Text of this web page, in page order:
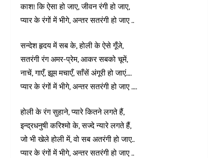
काश! कि ऐसा हो जाए, जीवन रंगी हो जाए,
प्यार के रंगों में भीगे, अन्तर सतरंगी हो जाए ..
सन्देश हृदय में सब के, होली के ऐसे गूँजे,
सतरंगी रंग अमर-प्रेम, आकर सबको चूमें,
नाचें, गाएँ, झूम मचाएँ, साँसें अंगूरी हो जाएं….
प्यार के रंगों में भीगे, अन्तर सतरंगी हो जाए ….
होली के रंग सुहाने, प्यारे कितने लगते हैं,
इन्द्रधनुषी करिश्मो के, सज्दे न्यारे लगते हैं,
जो भी खेले होली में, वो सब अतरंगी हो जाए..
प्यार के रंगों में भीगे, अन्तर सतरंगी हो जाए ..